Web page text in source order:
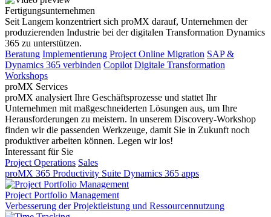
Fertigungsunternehmen
Seit Langem konzentriert sich proMX darauf, Unternehmen der
produzierenden Industrie bei der digitalen Transformation Dynamics
365 zu unterstützen.
Beratung Implementierung Project Online Migration SAP &
Dynamics 365 verbinden Copilot Digitale Transformation
Workshops
proMX Services
proMX analysiert Ihre Geschäftsprozesse und stattet Ihr
Unternehmen mit maßgeschneiderten Lösungen aus, um Ihre
Herausforderungen zu meistern. In unserem Discovery-Workshop
finden wir die passenden Werkzeuge, damit Sie in Zukunft noch
produktiver arbeiten können. Legen wir los!
Interessant für Sie
Project Operations Sales
proMX 365 Productivity Suite Dynamics 365 apps
Project Portfolio Management
Verbesserung der Projektleistung und Ressourcennutzung